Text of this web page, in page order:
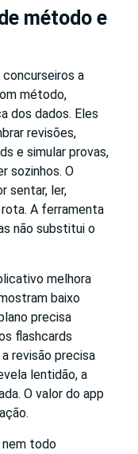
método e
a
método,
dos dados. Eles
revisões,
e simular provas,
sozinhos. O
sentar, ler,
rota. A ferramenta
não substitui o
melhora
baixo
precisa
flashcards
revisão precisa
lentidão, a
O valor do app
todo